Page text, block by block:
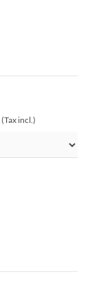
(Tax incl.)